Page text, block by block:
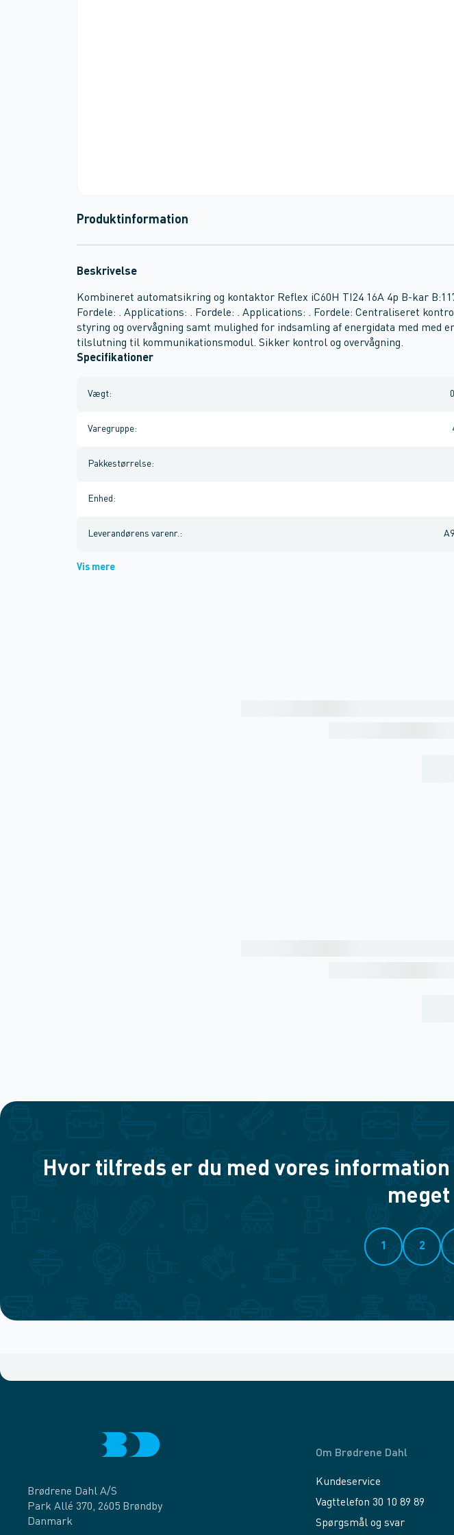
Produktinformation
Beskrivelse
Kombineret automatsikring og kontaktor Reflex iC60H TI24 16A 4p B-kar
Fordele: . Applications: . Fordele: . Applications: . Fordele: Centraliseret
styring og overvågning samt mulighed for indsamling af energidata med med
tilslutning til kommunikationsmodul. Sikker kontrol og overvågning.
Specifikationer
Vægt:
Varegruppe:
Pakkestørrelse:
Enhed :
Leverandørens varenr. :
Vis mere
Hvor tilfreds er du med vores
1 2
Brødrene Dahl A/S
Park Allé 370, 2605 Brøndby
Danmark
Om Brødrene Dahl
Kundeservice
Vagttelefon 30 10 89 89
Spørgsmål og svar